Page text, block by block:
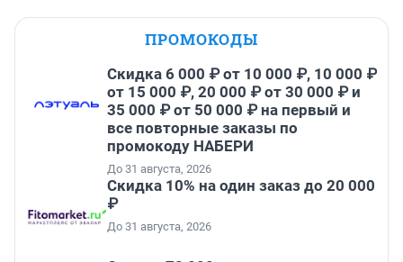
ПРОМОКОДЫ
Скидка 6 000 ₽ от 10 000 ₽, 10 000 ₽
от 15 000 ₽, 20 000 ₽ от 30 000 ₽ и
35 000 ₽ от 50 000 ₽ на первый и
все повторные заказы по
промокоду НАБЕРИ
До 31 августа, 2026
Скидка 10% на один заказ до 20 000
₽
До 31 августа, 2026